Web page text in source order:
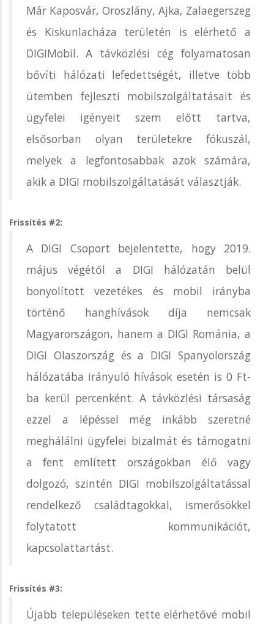
Már Kaposvár, Oroszlány, Ajka, Zalaegerszeg
és Kiskunlacháza területén is elérhető a
DIGIMobil. A távközlési cég folyamatosan
bővíti hálózati lefedettségét, illetve több
ütemben fejleszti mobilszolgáltatásait és
ügyfelei igényeit szem előtt tartva,
elsősorban olyan területekre fókuszál,
melyek a legfontosabbak azok számára,
akik a DIGI mobilszolgáltatását választják.
Frissítés #2:
A DIGI Csoport bejelentette, hogy 2019.
május végétől a DIGI hálózatán belül
bonyolított vezetékes és mobil irányba
történő hanghívások díja nemcsak
Magyarországon, hanem a DIGI Románia, a
DIGI Olaszország és a DIGI Spanyolország
hálózatába irányuló hívások esetén is 0 Ft-
ba kerül percenként. A távközlési társaság
ezzel a lépéssel még inkább szeretné
meghálálni ügyfelei bizalmát és támogatni
a fent említett országokban élő vagy
dolgozó, szintén DIGI mobilszolgáltatással
rendelkező családtagokkal, ismerősökkel
folytatott kommunikációt,
kapcsolattartást.
Frissítés #3:
Újabb településeken tette elérhetővé mobil